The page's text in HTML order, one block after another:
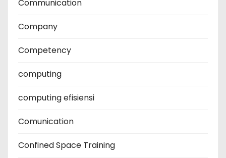
Communication
Company
Competency
computing
computing efisiensi
Comunication
Confined Space Training